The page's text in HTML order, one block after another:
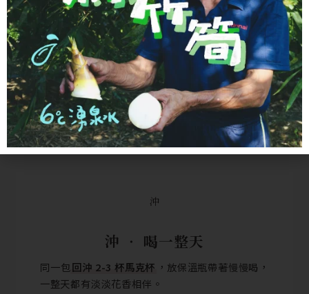
冷 ‧ 清爽消暑
一包丟進冷水放冰箱幾小時，冷泡的甜味更明顯，
天熱時當常備飲料很清爽。
沖
沖 ‧ 喝一整天
同一包回沖 2-3 杯馬克杯 ，放保溫瓶帶著慢慢喝，
一整天都有淡淡花香相伴。